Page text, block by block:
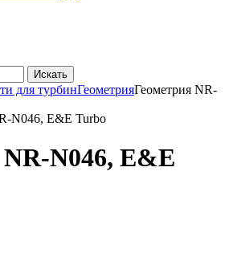
Искать
для турбинГеометрияГеометрия NR-
N046, E&E Turbo
N046, E&E